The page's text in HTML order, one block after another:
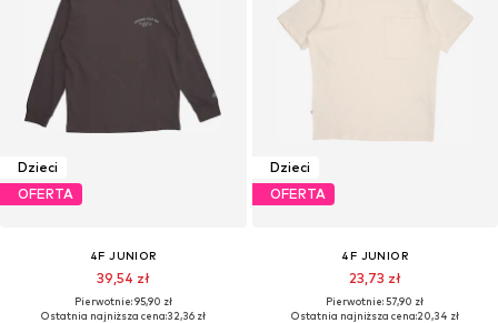
Dzieci
OFERTA
4F JUNIOR
39,54 zł
Pierwotnie: 95,90 zł
Ostatnia najniższa cena:32,36 zł
Dzieci
OFERTA
4F JUNIOR
23,73 zł
Pierwotnie: 57,90 zł
Ostatnia najniższa cena:20,34 zł